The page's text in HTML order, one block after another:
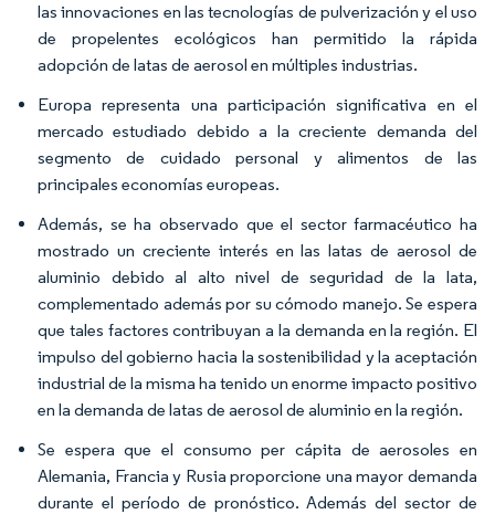
las innovaciones en las tecnologías de pulverización y el uso
de propelentes ecológicos han permitido la rápida
adopción de latas de aerosol en múltiples industrias.
Europa representa una participación significativa en el
mercado estudiado debido a la creciente demanda del
segmento de cuidado personal y alimentos de las
principales economías europeas.
Además, se ha observado que el sector farmacéutico ha
mostrado un creciente interés en las latas de aerosol de
aluminio debido al alto nivel de seguridad de la lata,
complementado además por su cómodo manejo. Se espera
que tales factores contribuyan a la demanda en la región. El
impulso del gobierno hacia la sostenibilidad y la aceptación
industrial de la misma ha tenido un enorme impacto positivo
en la demanda de latas de aerosol de aluminio en la región.
Se espera que el consumo per cápita de aerosoles en
Alemania, Francia y Rusia proporcione una mayor demanda
durante el período de pronóstico. Además del sector de